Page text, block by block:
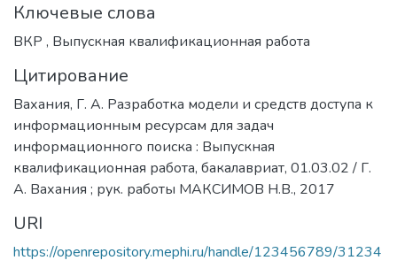
Ключевые слова
ВКР , Выпускная квалификационная работа
Цитирование
Вахания, Г. А. Разработка модели и средств доступа к
информационным ресурсам для задач
информационного поиска : Выпускная
квалификационная работа, бакалавриат, 01.03.02 / Г.
А. Вахания ; рук. работы МАКСИМОВ Н.В., 2017
URI
https://openrepository.mephi.ru/handle/123456789/31234